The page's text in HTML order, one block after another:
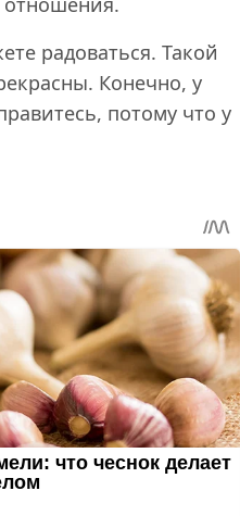
радоваться. Такой
Конечно, у
потому что у